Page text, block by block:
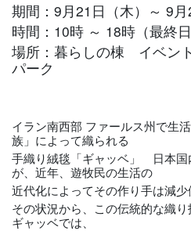
期間：9月21日（木）～ 9月
時間：10時 ～ 18時（最終
場所：暮らしの棟 イベン
パーク
イラン南西部 ファールス州で生
族」によって織られる
手織り絨毯「ギャッベ」 日本国
が、近年、遊牧民の生活の
近代化によってその作り手は減少
その状況から、この伝統的な織
ギャッベでは、